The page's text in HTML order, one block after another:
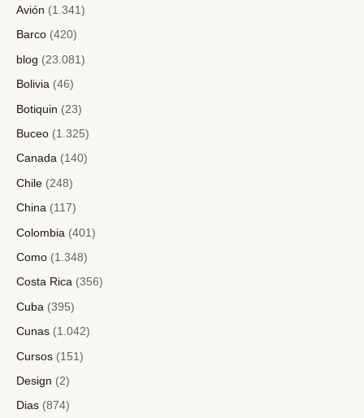
Avión (1.341)
Barco (420)
blog (23.081)
Bolivia (46)
Botiquin (23)
Buceo (1.325)
Canada (140)
Chile (248)
China (117)
Colombia (401)
Como (1.348)
Costa Rica (356)
Cuba (395)
Cunas (1.042)
Cursos (151)
Design (2)
Dias (874)